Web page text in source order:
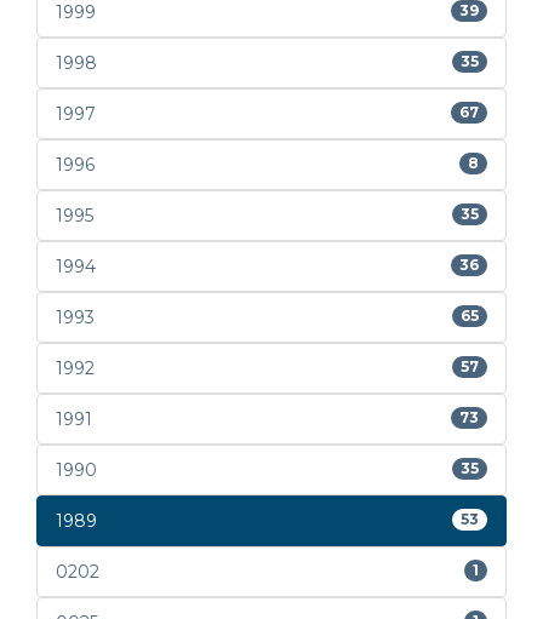
1999 39
1998 35
1997 67
1996 8
1995 35
1994 36
1993 65
1992 57
1991 73
1990 35
1989 53
0202 1